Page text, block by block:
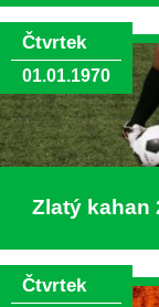
Čtvrtek
01.01.1970
Zlatý kahan
Čtvrtek